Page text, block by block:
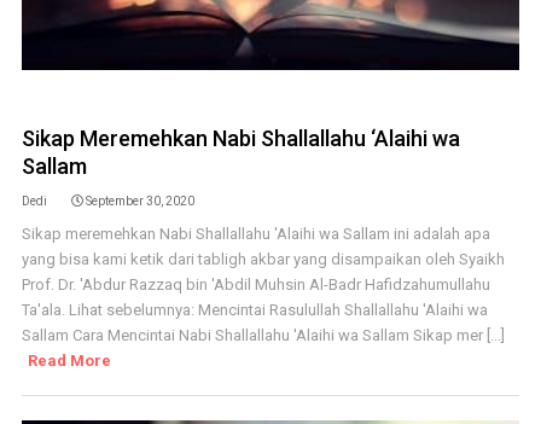
Sikap Meremehkan Nabi Shallallahu ‘Alaihi wa
Sallam
Dedi September 30, 2020
Sikap meremehkan Nabi Shallallahu 'Alaihi wa Sallam ini adalah apa
yang bisa kami ketik dari tabligh akbar yang disampaikan oleh Syaikh
Prof. Dr. 'Abdur Razzaq bin 'Abdil Muhsin Al-Badr Hafidzahumullahu
Ta'ala. Lihat sebelumnya: Mencintai Rasulullah Shallallahu 'Alaihi wa
Sallam Cara Mencintai Nabi Shallallahu 'Alaihi wa Sallam Sikap mer [...]
Read More